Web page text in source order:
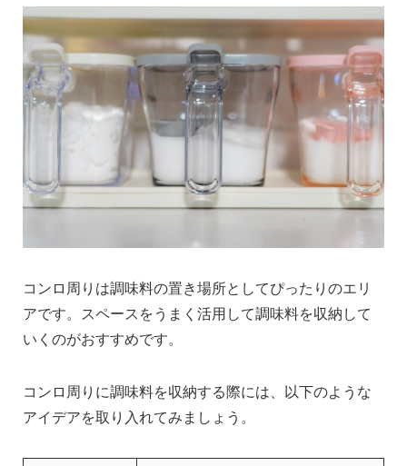
コンロ周りは調味料の置き場所としてぴったりのエリ
アです。スペースをうまく活用して調味料を収納して
いくのがおすすめです。
コンロ周りに調味料を収納する際には、以下のような
アイデアを取り入れてみましょう。